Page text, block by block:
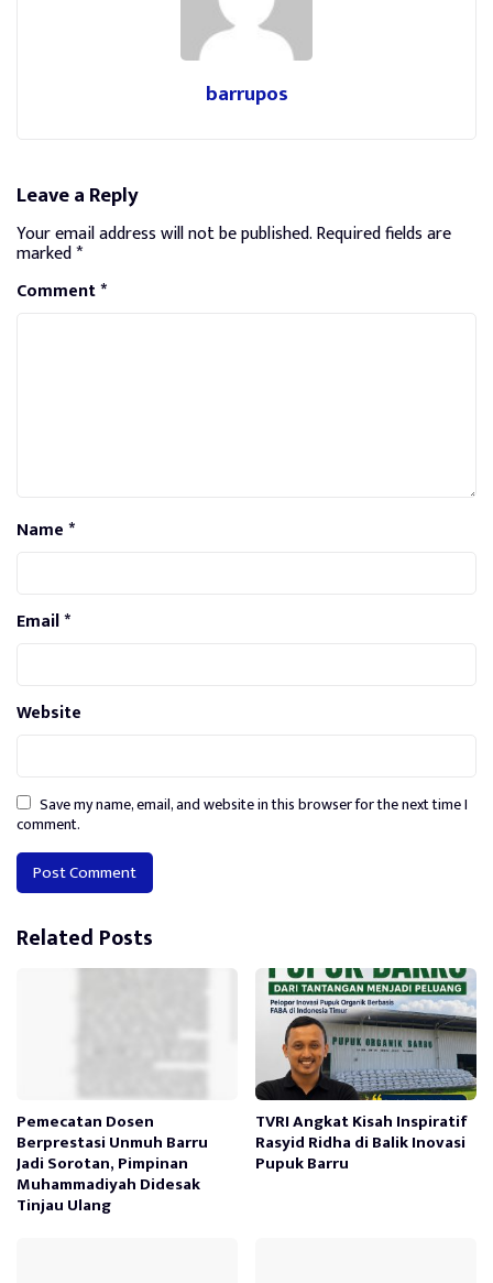
barrupos
Leave a Reply
Your email address will not be published.Required fields are
marked*
Comment*
Name*
Email*
Website
Save my name, email, and website in this browser for the next time I
comment.
Alternative:
Related Posts
Pemecatan Dosen
Berprestasi Unmuh Barru
Jadi Sorotan, Pimpinan
Muhammadiyah Didesak
Tinjau Ulang
TVRI Angkat Kisah Inspiratif
Rasyid Ridha di Balik Inovasi
Pupuk Barru